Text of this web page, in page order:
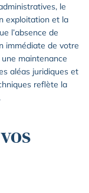
le
exploitation et la
l’absence de
immédiate de votre
maintenance
aléas juridiques et
reflète la